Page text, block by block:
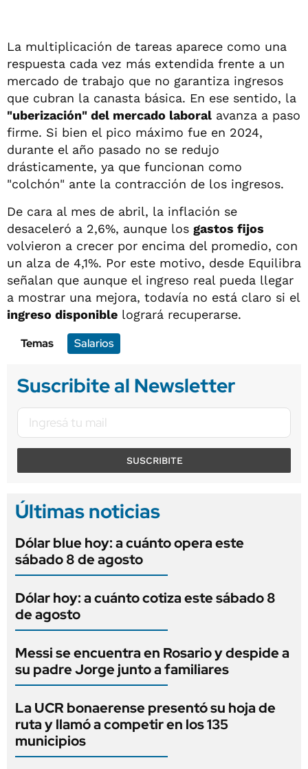
La multiplicación de tareas aparece como una
respuesta cada vez más extendida frente a un
mercado de trabajo que no garantiza ingresos
que cubran la canasta básica. En ese sentido, la
"uberización" del mercado laboral avanza a paso
firme. Si bien el pico máximo fue en 2024,
durante el año pasado no se redujo
drásticamente, ya que funcionan como
"colchón" ante la contracción de los ingresos.
De cara al mes de abril, la inflación se
desaceleró a 2,6%, aunque los gastos fijos
volvieron a crecer por encima del promedio, con
un alza de 4,1%. Por este motivo, desde Equilibra
señalan que aunque el ingreso real pueda llegar
a mostrar una mejora, todavía no está claro si el
ingreso disponible logrará recuperarse.
Temas
Salarios
Suscribite al Newsletter
SUSCRIBITE
Últimas noticias
Dólar blue hoy: a cuánto opera este
sábado 8 de agosto
Dólar hoy: a cuánto cotiza este sábado 8
de agosto
Messi se encuentra en Rosario y despide a
su padre Jorge junto a familiares
La UCR bonaerense presentó su hoja de
ruta y llamó a competir en los 135
municipios